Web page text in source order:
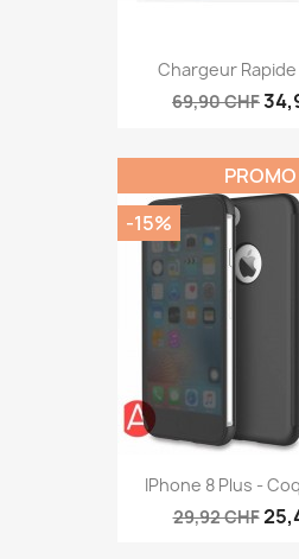
Chargeur Rapide
69,90 CHF
IPhone 8 Plus -
29,92 CHF
-15%